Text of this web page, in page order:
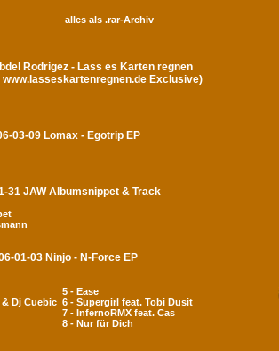
alles als .rar-Archiv
Rodrigez - Lass es Karten regnen
www.lasseskartenregnen.de Exclusive)
03-09 Lomax - Egotrip EP
31 JAW Albumsnippet & Track
01-03 Ninjo - N-Force EP
5 - Ease
Dj Cuebic 6 - Supergirl feat. Tobi Dusit
7 - InfernoRMX feat. Cas
8 - Nur für Dich